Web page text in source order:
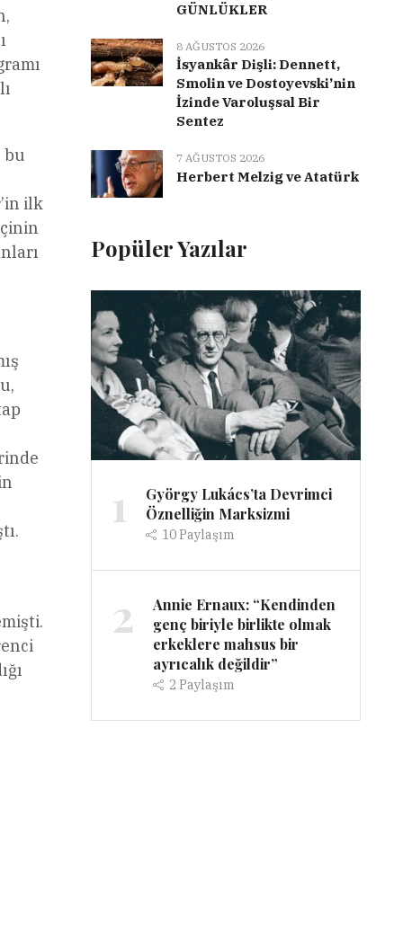
bu
ilk
GÜNLÜKLER
8 AĞUSTOS 2026
İsyankâr Dişli: Dennett,
Smolin ve Dostoyevski’nin
İzinde Varoluşsal Bir
Sentez
7 AĞUSTOS 2026
Herbert Melzig ve Atatürk
Popüler Yazılar
1
György Lukács’ta Devrimci
Öznelliğin Marksizmi
10Paylaşım
2
Annie Ernaux: “Kendinden
genç biriyle birlikte olmak
erkeklere mahsus bir
ayrıcalık değildir”
2Paylaşım